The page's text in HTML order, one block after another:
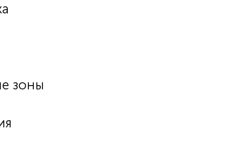
зоны